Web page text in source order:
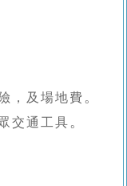
， 及場地費 。
交通工具 。